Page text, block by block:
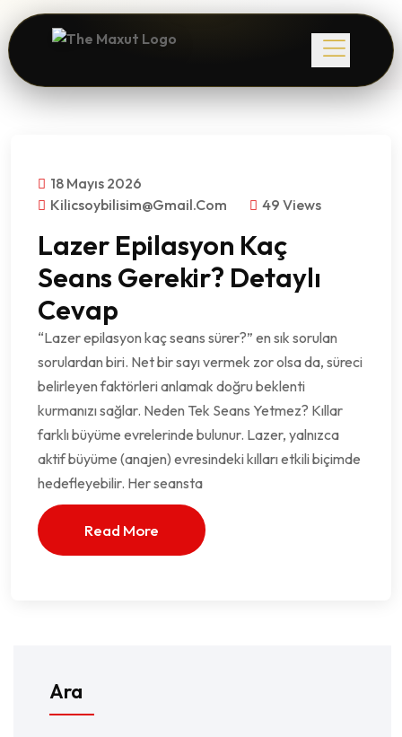
18 Mayıs 2026
Kilicsoybilisim@gmail.com
49 Views
Lazer Epilasyon Kaç
Seans Gerekir? Detaylı
Cevap
“Lazer epilasyon kaç seans sürer?” en sık sorulan
sorulardan biri. Net bir sayı vermek zor olsa da, süreci
belirleyen faktörleri anlamak doğru beklenti
kurmanızı sağlar. Neden Tek Seans Yetmez? Kıllar
farklı büyüme evrelerinde bulunur. Lazer, yalnızca
aktif büyüme (anajen) evresindeki kılları etkili biçimde
hedefleyebilir. Her seansta
Read More
Ara